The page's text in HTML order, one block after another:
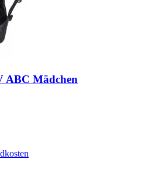
ABC Mädchen